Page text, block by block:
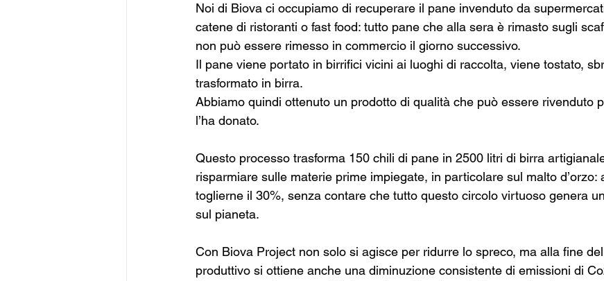
Noi di Biova ci occupiamo di recuperare il pane invenduto da
catene di ristoranti o fast food: tutto pane che alla sera è rimasto sugli
non può essere rimesso in commercio il giorno successivo.
Il pane viene portato in birrifici vicini ai luoghi di raccolta, viene tostato,
trasformato in birra.
Abbiamo quindi ottenuto un prodotto di qualità che può essere rivenduto
l’ha donato.
Questo processo trasforma 150 chili di pane in 2500 litri di birra
risparmiare sulle materie prime impiegate, in particolare sul malto d’orzo:
toglierne il 30%, senza contare che tutto questo circolo virtuoso genera
sul pianeta.
Con Biova Project non solo si agisce per ridurre lo spreco, ma alla fine
produttivo si ottiene anche una diminuzione consistente di emissioni di